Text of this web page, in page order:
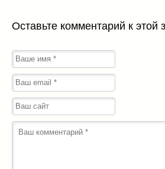
Оставьте комментарий к этой